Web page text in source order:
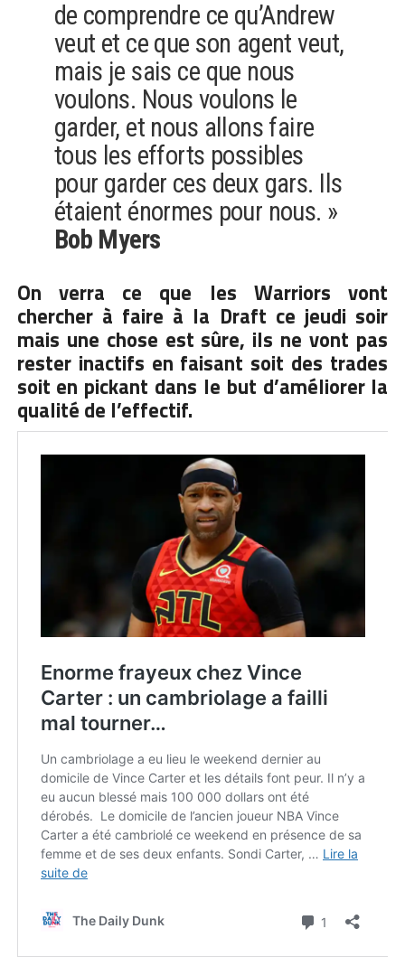
de comprendre ce qu’Andrew
veut et ce que son agent veut,
mais je sais ce que nous
voulons. Nous voulons le
garder, et nous allons faire
tous les efforts possibles
pour garder ces deux gars. Ils
étaient énormes pour nous. »
Bob Myers
On verra ce que les Warriors vont
chercher à faire à la Draft ce jeudi soir
mais une chose est sûre, ils ne vont pas
rester inactifs en faisant soit des trades
soit en pickant dans le but d’améliorer la
qualité de l’effectif.